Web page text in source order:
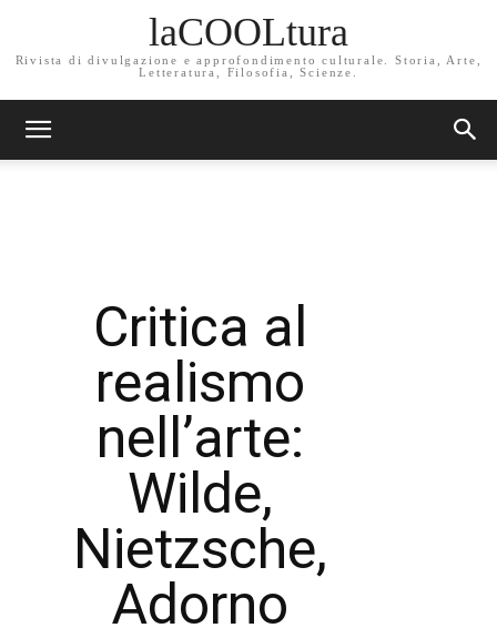
laCOOLtura
Rivista di divulgazione e approfondimento culturale. Storia, Arte,
Letteratura, Filosofia, Scienze.
Critica al
realismo
nell’arte:
Wilde,
Nietzsche,
Adorno